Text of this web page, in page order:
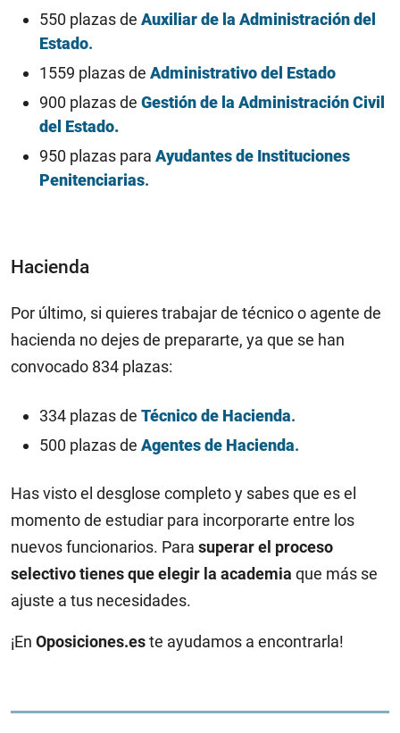
550 plazas de Auxiliar de la Administración del
Estado.
1559 plazas de Administrativo del Estado
900 plazas de Gestión de la Administración Civil
del Estado.
950 plazas para Ayudantes de Instituciones
Penitenciarias.
Hacienda
Por último, si quieres trabajar de técnico o agente de
hacienda no dejes de prepararte, ya que se han
convocado 834 plazas:
334 plazas de Técnico de Hacienda.
500 plazas de Agentes de Hacienda.
Has visto el desglose completo y sabes que es el
momento de estudiar para incorporarte entre los
nuevos funcionarios. Para superar el proceso
selectivo tienes que elegir la academia que más se
ajuste a tus necesidades.
¡En Oposiciones.este ayudamos a encontrarla!